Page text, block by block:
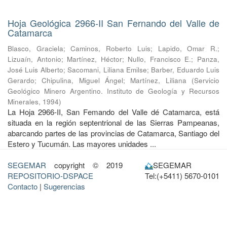
Hoja Geológica 2966-II San Fernando del Valle de
Catamarca
Blasco, Graciela;Caminos, Roberto Luis; Lapido, Omar R.;
Lizuaín, Antonio; Martínez, Héctor; Nullo, Francisco E.; Panza,
José Luis Alberto;Sacomani, Liliana Emilse; Barber, Eduardo Luis
Gerardo;Chipulina, Miguel Ángel; Martínez, Liliana (Servicio
Geológico Minero Argentino. Instituto de Geología y Recursos
Minerales, 1994)
La Hoja 2966-II, San Femando del Valle dé Catamarca, está
situada en la región septentrional de las Sierras Pampeanas,
abarcando partes de las provincias de Catamarca, Santiago del
Estero y Tucumán. Las mayores unidades ...
SEGEMAR copyright © 2019
REPOSITORIO-DSPACE
Contacto | Sugerencias
SEGEMAR
Tel:(+5411) 5670-0101